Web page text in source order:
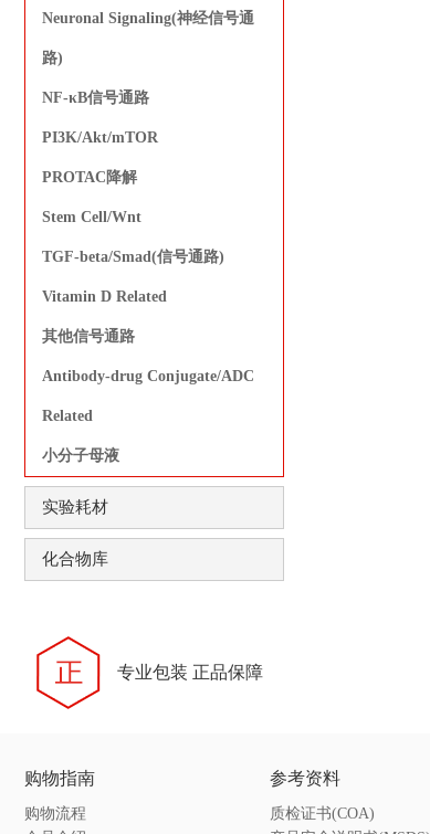
Neuronal Signaling(神经信号通
路)
NF-κB信号通路
PI3K/Akt/mTOR
PROTAC降解
Stem Cell/Wnt
TGF-beta/Smad(信号通路)
Vitamin D Related
其他信号通路
Antibody-drug Conjugate/ADC
Related
小分子母液
实验耗材
化合物库
专业包装 正品保障
购物指南
购物流程
参考资料
质检证书(COA)